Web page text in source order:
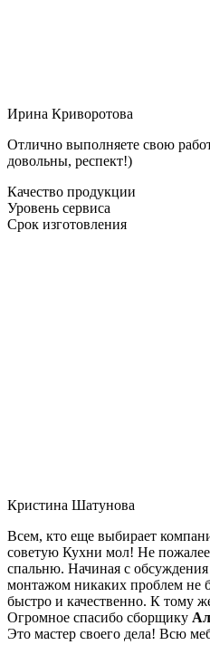
Ирина Криворотова
Отлично выполняете свою
довольны, респект!)
Качество продукции
Уровень сервиса
Срок изготовления
Кристина Шатунова
Всем, кто еще выбирает
советую Кухни мол! Не
спальню. Начиная с обсуждения
монтажом никаких проблем не
быстро и качественно. К тому
Огромное спасибо сборщику
Это мастер своего дела! Всю